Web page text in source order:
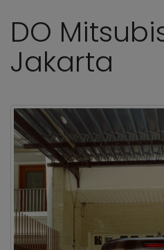
DO
Jakarta